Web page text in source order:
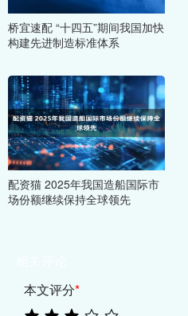
桥宜速配 “十四五”期间我国加快
构建先进制造标准体系
配资猫 2025年我国造船国际市
场份额继续保持全球领先
本文评分*